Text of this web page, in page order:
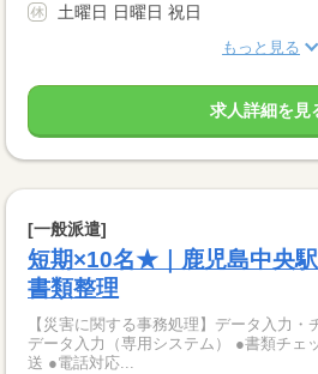
土曜日 日曜日 祝日
もっと見る
求人詳細を見
[一般派遣]
短期×10名★｜鹿児島中央駅
書類整理
【災害に関する事務処理】データ入力
データ入力（専用システム） ●書類チェ
送 ●電話対応...